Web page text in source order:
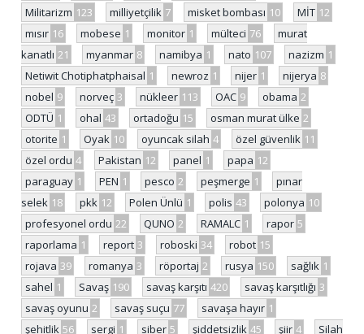
Militarizm 123 milliyetçilik 7 misket bombası 10 MİT 12
mısır 16 mobese 1 monitor 1 mülteci 76
murat
kanatlı 21 myanmar 8 namibya 1 nato 107 nazizm 1
Netiwit Chotiphatphaisal 1 newroz 1 nijer 1 nijerya 8
nobel 9 norveç 3 nükleer 113 OAC 9 obama 2
ODTÜ 1 ohal 43 ortadoğu 15 osman murat ülke 2
otorite 1 Oyak 10 oyuncak silah 4 özel güvenlik 11
özel ordu 4 Pakistan 12 panel 1 papa 12
paraguay 1 PEN 1 pesco 2 peşmerge 1
pınar
selek 18 pkk 12 Polen Ünlü 1 polis 43 polonya 10
profesyonel ordu 22 QUNO 2 RAMALC 1 rapor 5
raporlama 1 report 3 roboski 34 robot 15
rojava 39 romanya 3 röportaj 2 rusya 150 sağlık 1
sahel 1 Savaş 190 savaş karşıtı 420 savaş karşıtlığı 3
savaş oyunu 2 savaş suçu 77 savaşa hayır 1
şehitlik 56 sergi 1 siber 5 şiddetsizlik 45 şiir 4
Silah